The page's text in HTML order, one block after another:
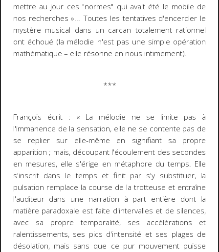
mettre au jour ces "normes" qui avait été le mobile de
nos recherches »... Toutes les tentatives d'encercler le
mystère musical dans un carcan totalement rationnel
ont échoué (la mélodie n'est pas une simple opération
mathématique – elle résonne en nous intimement).
***
François écrit : « La mélodie ne se limite pas à
l'immanence de la sensation, elle ne se contente pas de
se replier sur elle-même en signifiant sa propre
apparition ; mais, découpant l'écoulement des secondes
en mesures, elle s'érige en métaphore du temps. Elle
s'inscrit dans le temps et finit par s'y substituer, la
pulsation remplace la course de la trotteuse et entraîne
l'auditeur dans une narration à part entière dont la
matière paradoxale est faite d'intervalles et de silences,
avec sa propre temporalité, ses accélérations et
ralentissements, ses pics d'intensité et ses plages de
désolation, mais sans que ce pur mouvement puisse